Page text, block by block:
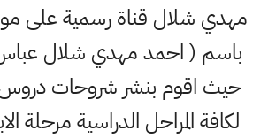
مهدي شلال قناة رسمية على
باسم ( احمد مهدي شلال عباس
حيث اقوم بنشر شروحات دروس
لكافة المراحل الدراسية مرحلة